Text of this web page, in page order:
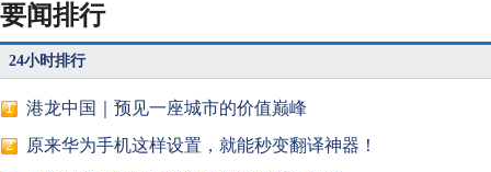
要闻排行
24小时排行
1 港龙中国｜预见一座城市的价值巅峰
2 原来华为手机这样设置，就能秒变翻译神器！